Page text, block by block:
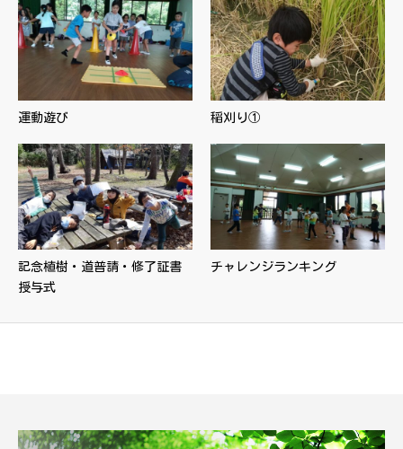
運動遊び 稲刈り①
記念植樹・道普請・修了証書
授与式
チャレンジランキング